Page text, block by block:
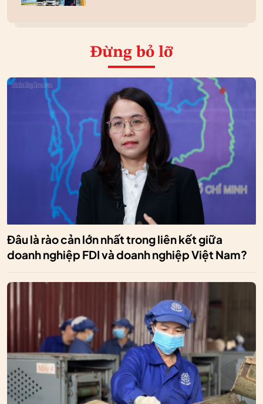
Đừng bỏ lỡ
Đâu là rào cản lớn nhất trong liên kết giữa
doanh nghiệp FDI và doanh nghiệp Việt Nam?